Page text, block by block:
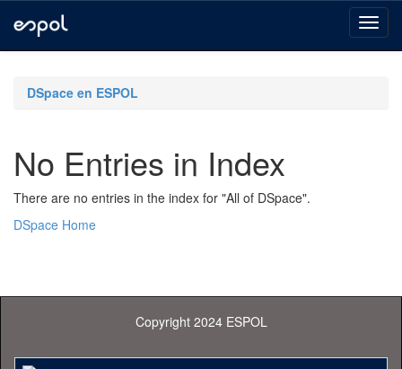
navigationDSpace en ESPOL
No Entries in Index
There are no entries in the index for "All of DSpace".
DSpace Home
Copyright 2024 ESPOL